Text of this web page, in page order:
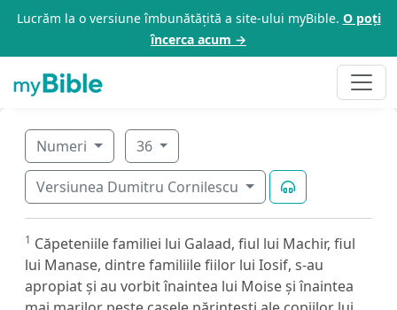
Lucrăm la o versiune îmbunătățită a site-ului myBible. O poți
încerca acum →
Numeri 36
Versiunea Dumitru Cornilescu
1 Căpeteniile familiei lui Galaad, fiul lui Machir, fiul
lui Manase, dintre familiile fiilor lui Iosif, s-au
apropiat și au vorbit înaintea lui Moise și înaintea